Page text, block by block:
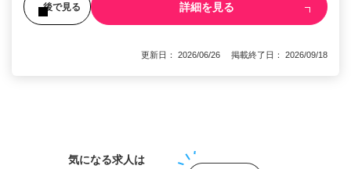
後で見る 詳細を見る
更新日： 2026/06/26 掲載終了日： 2026/09/18
気になる求人は